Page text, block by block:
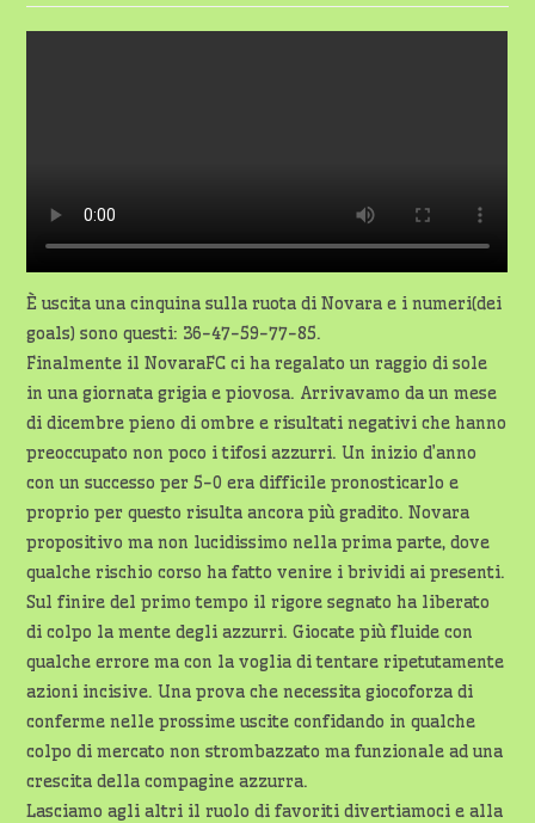
lettura:
È uscita una cinquina sulla ruota di Novara e i numeri(dei
goals) sono questi: 36-47-59-77-85.
Finalmente il NovaraFC ci ha regalato un raggio di sole
in una giornata grigia e piovosa. Arrivavamo da un mese
di dicembre pieno di ombre e risultati negativi che hanno
preoccupato non poco i tifosi azzurri. Un inizio d’anno
con un successo per 5-0 era difficile pronosticarlo e
proprio per questo risulta ancora più gradito. Novara
propositivo ma non lucidissimo nella prima parte, dove
qualche rischio corso ha fatto venire i brividi ai presenti.
Sul finire del primo tempo il rigore segnato ha liberato
di colpo la mente degli azzurri. Giocate più fluide con
qualche errore ma con la voglia di tentare ripetutamente
azioni incisive. Una prova che necessita giocoforza di
conferme nelle prossime uscite confidando in qualche
colpo di mercato non strombazzato ma funzionale ad una
crescita della compagine azzurra.
Lasciamo agli altri il ruolo di favoriti divertiamoci e alla